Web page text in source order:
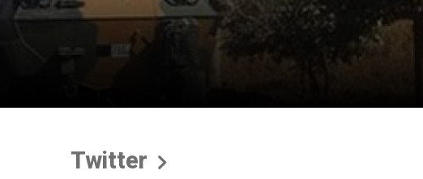
Twitter